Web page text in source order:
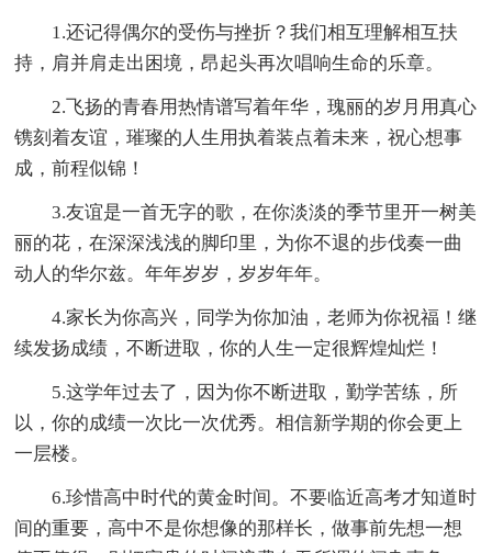
1.还记得偶尔的受伤与挫折？我们相互理解相互扶
持，肩并肩走出困境，昂起头再次唱响生命的乐章。
2.飞扬的青春用热情谱写着年华，瑰丽的岁月用真心
镌刻着友谊，璀璨的人生用执着装点着未来，祝心想事
成，前程似锦！
3.友谊是一首无字的歌，在你淡淡的季节里开一树美
丽的花，在深深浅浅的脚印里，为你不退的步伐奏一曲
动人的华尔兹。年年岁岁，岁岁年年。
4.家长为你高兴，同学为你加油，老师为你祝福！继
续发扬成绩，不断进取，你的人生一定很辉煌灿烂！
5.这学年过去了，因为你不断进取，勤学苦练，所
以，你的成绩一次比一次优秀。相信新学期的你会更上
一层楼。
6.珍惜高中时代的黄金时间。不要临近高考才知道时
间的重要，高中不是你想像的那样长，做事前先想一想